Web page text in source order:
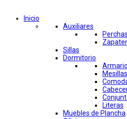
Inicio
Auxiliares
Perchas
Sillas
Dormitorio
Literas
Muebles de Plancha